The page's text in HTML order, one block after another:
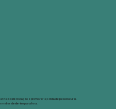
na desintoxicação e promover a perda de peso natural.
de dentro para fora.